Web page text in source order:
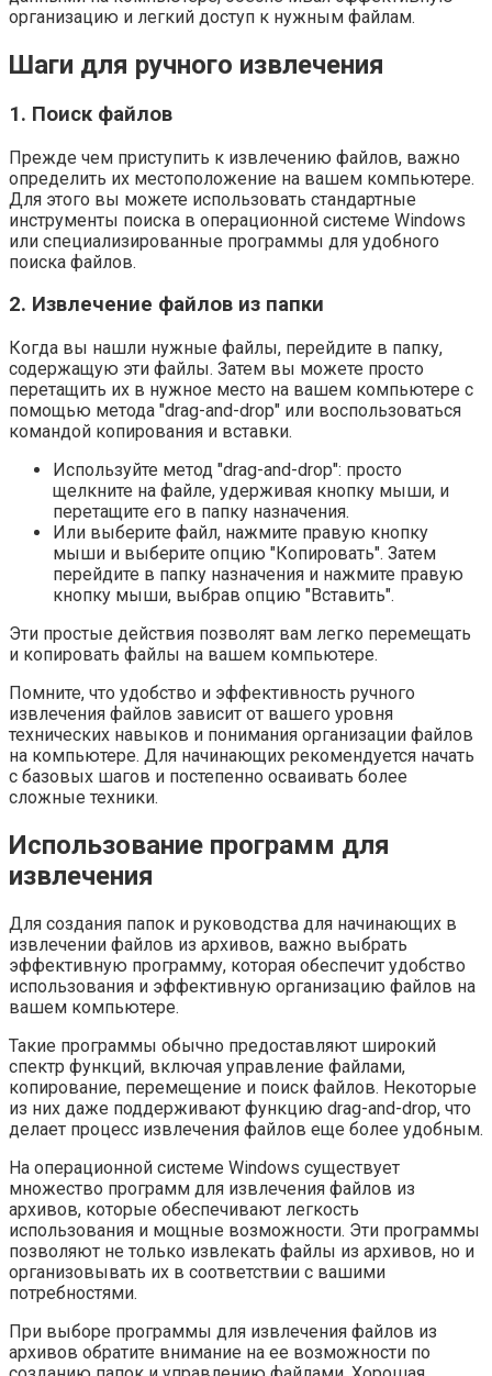
организацию и легкий доступ к нужным файлам.
Шаги для ручного извлечения
1. Поиск файлов
Прежде чем приступить к извлечению файлов, важно
определить их местоположение на вашем компьютере.
Для этого вы можете использовать стандартные
инструменты поиска в операционной системе Windows
или специализированные программы для удобного
поиска файлов.
2. Извлечение файлов из папки
Когда вы нашли нужные файлы, перейдите в папку,
содержащую эти файлы. Затем вы можете просто
перетащить их в нужное место на вашем компьютере с
помощью метода "drag-and-drop" или воспользоваться
командой копирования и вставки.
Используйте метод "drag-and-drop": просто
щелкните на файле, удерживая кнопку мыши, и
перетащите его в папку назначения.
Или выберите файл, нажмите правую кнопку
мыши и выберите опцию "Копировать". Затем
перейдите в папку назначения и нажмите правую
кнопку мыши, выбрав опцию "Вставить".
Эти простые действия позволят вам легко перемещать
и копировать файлы на вашем компьютере.
Помните, что удобство и эффективность ручного
извлечения файлов зависит от вашего уровня
технических навыков и понимания организации файлов
на компьютере. Для начинающих рекомендуется начать
с базовых шагов и постепенно осваивать более
сложные техники.
Использование программ для
извлечения
Для создания папок и руководства для начинающих в
извлечении файлов из архивов, важно выбрать
эффективную программу, которая обеспечит удобство
использования и эффективную организацию файлов на
вашем компьютере.
Такие программы обычно предоставляют широкий
спектр функций, включая управление файлами,
копирование, перемещение и поиск файлов. Некоторые
из них даже поддерживают функцию drag-and-drop, что
делает процесс извлечения файлов еще более удобным.
На операционной системе Windows существует
множество программ для извлечения файлов из
архивов, которые обеспечивают легкость
использования и мощные возможности. Эти программы
позволяют не только извлекать файлы из архивов, но и
организовывать их в соответствии с вашими
потребностями.
При выборе программы для извлечения файлов из
архивов обратите внимание на ее возможности по